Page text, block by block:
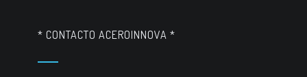
* CONTACTO ACEROINNOVA *